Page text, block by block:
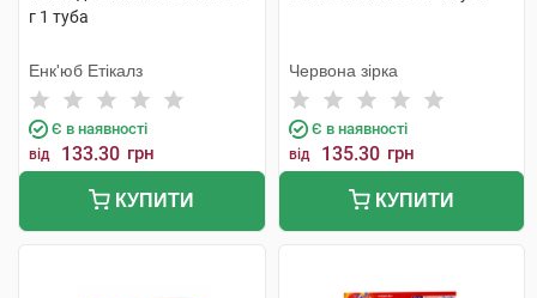
г 1 туба
Енк'юб Етікалз
Є в наявності
від 133.30 грн
КУПИТИ
Червона зірка
Є в наявності
від 135.30 грн
КУПИТИ